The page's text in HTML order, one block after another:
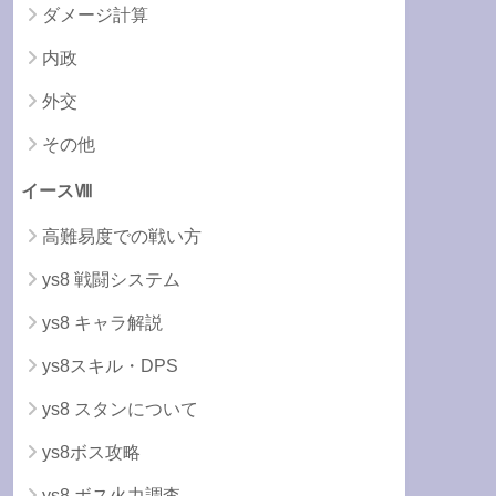
ダメージ計算
内政
外交
その他
イースⅧ
高難易度での戦い方
ys8 戦闘システム
ys8 キャラ解説
ys8スキル・DPS
ys8 スタンについて
ys8ボス攻略